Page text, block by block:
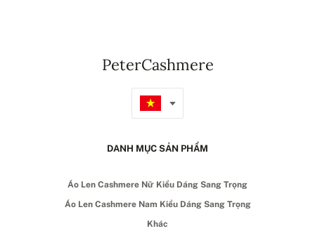
PeterCashmere
DANH MỤC SẢN PHẨM
Áo Len Cashmere Nữ Kiểu Dáng Sang Trọng
Áo Len Cashmere Nam Kiểu Dáng Sang Trọng
Khác